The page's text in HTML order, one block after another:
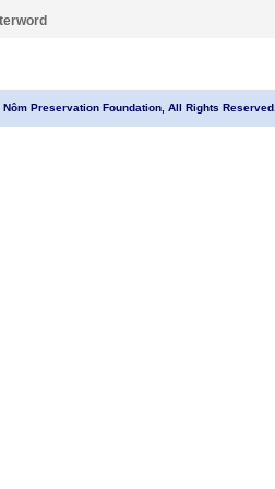
Preservation Foundation, All Rights Reserved.